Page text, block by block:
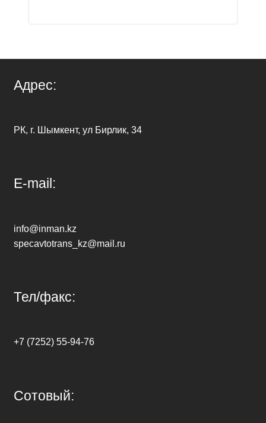
Адрес:
РК, г. Шымкент, ул Бирлик, 34
E-mail:
info@inman.kz
specavtotrans_kz@mail.ru
Тел/факс:
+7 (7252) 55-94-76
Сотовый: